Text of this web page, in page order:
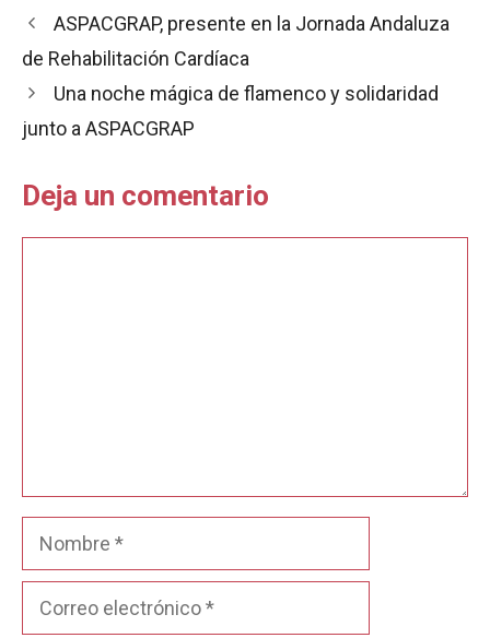
o
o
A
p
r
t
r
ASPACGRAP, presente en la Jornada Andaluza
de Rehabilitación Cardíaca
Una noche mágica de flamenco y solidaridad
junto a ASPACGRAP
Deja un comentario
Nombre